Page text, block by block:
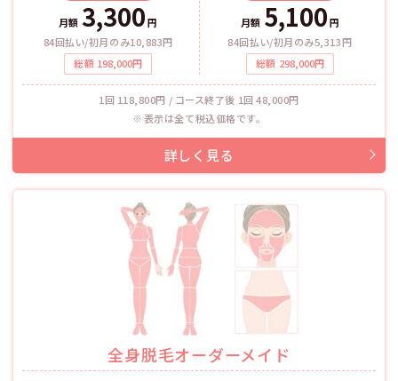
月額 3,300 円
84回払い/初月のみ10,883円
総額 198,000円
月額 5,100円
84回払い/初月のみ5,313円
総額 298,000円
1回 118,800円 / コース終了後 1回 48,000円
表示は全て税込価格です。
全身脱毛オーダーメイド